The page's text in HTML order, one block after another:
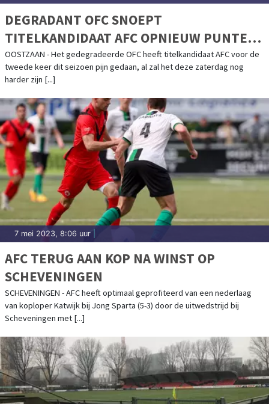
DEGRADANT OFC SNOEPT
TITELKANDIDAAT AFC OPNIEUW PUNTEN
AF
OOSTZAAN - Het gedegradeerde OFC heeft titelkandidaat AFC voor de
tweede keer dit seizoen pijn gedaan, al zal het deze zaterdag nog
harder zijn [...]
7 mei 2023, 8:06 uur
AFC TERUG AAN KOP NA WINST OP
SCHEVENINGEN
SCHEVENINGEN - AFC heeft optimaal geprofiteerd van een nederlaag
van koploper Katwijk bij Jong Sparta (5-3) door de uitwedstrijd bij
Scheveningen met [...]